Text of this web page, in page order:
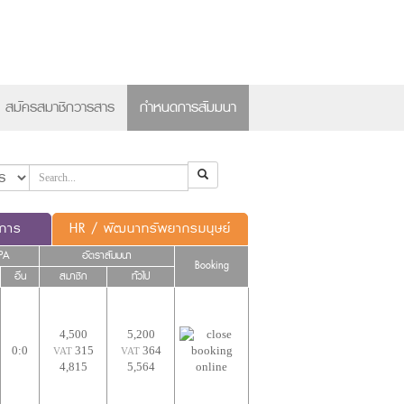
สมัครสมาชิกวารสาร กำหนดการสัมมนา
าร HR / พัฒนาทรัพยากรมนุษย์
อัตราสัมมนา
Booking
อื่น สมาชิก ทั่วไป
0:0
4,500
VAT315
4,815
5,200
VAT364
5,564